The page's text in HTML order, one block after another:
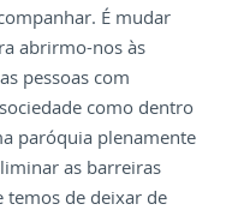
É mudar
abrirmo-nos às
pessoas com
como dentro
paróquia plenamente
as barreiras
temos de deixar de